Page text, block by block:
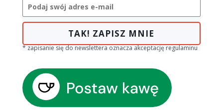
TAK! ZAPISZ MNIE
* zapisanie się do newslettera oznacza akceptację regulaminu